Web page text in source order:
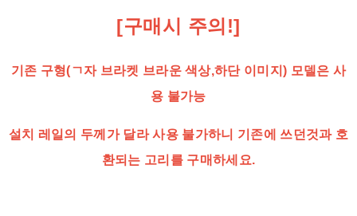
[구매시 주의!]
기존 구형(ㄱ자 브라켓 브라운 색상,하단 이미지) 모델은 사
용 불가능
설치 레일의 두께가 달라 사용 불가하니 기존에 쓰던것과 호
환되는 고리를 구매하세요.